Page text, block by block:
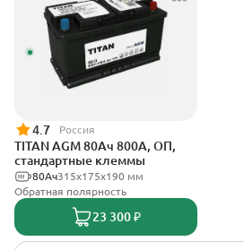
4.7 Россия
TITAN AGM 80Ач 800А, ОП,
стандартные клеммы
315x175x190 мм
80Ач
Обратная полярность
23 300 ₽